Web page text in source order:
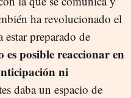
ha revolucionado el
preparado de
es posible reaccionar en
ni
daba un espacio de